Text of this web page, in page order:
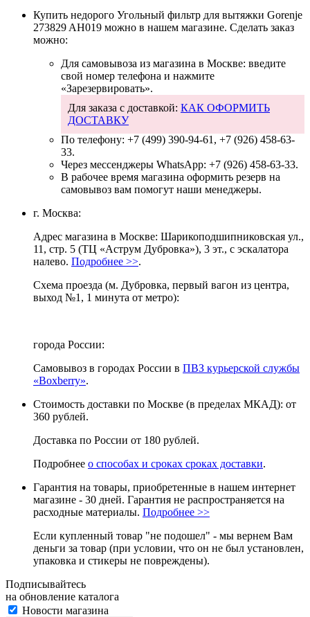
Купить недорого Угольный фильтр для вытяжки Gorenje
273829 AH019 можно в нашем магазине. Сделать заказ
можно:
Для самовывоза из магазина в Москве: введите
свой номер телефона и нажмите
«Зарезервировать».
Для заказа с доставкой: КАК ОФОРМИТЬ
ДОСТАВКУ
По телефону: +7 (499) 390-94-61 , +7 (926) 458-63-
33.
Через мессенджеры WhatsApp: +7 (926) 458-63-33.
В рабочее время магазина оформить резерв на
самовывоз вам помогут наши менеджеры.
г. Москва:
Адрес магазина в Москве: Шарикоподшипниковская ул.,
11, стр. 5 (ТЦ «Аструм Дубровка»), 3 эт., с эскалатора
налево. Подробнее >>.
Схема проезда (м. Дубровка, первый вагон из центра,
выход №1, 1 минута от метро):
города России:
Самовывоз в городах России в ПВЗ курьерской службы
«Boxberry».
Стоимость доставки по Москве (в пределах МКАД): от
360 рублей.
Доставка по России от 180 рублей.
Подробнее о способах и сроках сроках доставки.
Гарантия на товары, приобретенные в нашем интернет
магазине - 30 дней. Гарантия не распространяется на
расходные материалы. Подробнее >>
Если купленный товар "не подошел" - мы вернем Вам
деньги за товар (при условии, что он не был установлен,
упаковка и стикеры не повреждены).
Подписывайтесь
на обновление каталога
Новости магазина